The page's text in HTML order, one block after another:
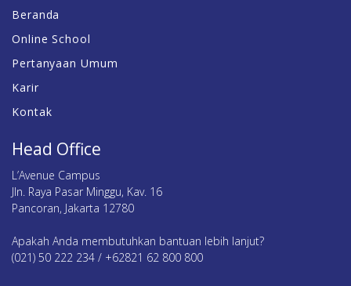
Beranda
Online School
Pertanyaan Umum
Karir
Kontak
Head Office
L’Avenue Campus
Jln. Raya Pasar Minggu, Kav. 16
Pancoran, Jakarta 12780
Apakah Anda membutuhkan bantuan lebih lanjut?
(021) 50 222 234 / +62821 62 800 800